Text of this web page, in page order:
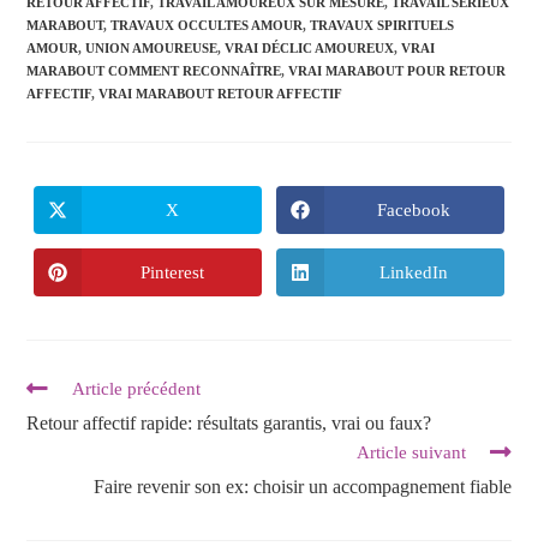
MARABOUT, TRAVAUX OCCULTES AMOUR, TRAVAUX SPIRITUELS
AMOUR, UNION AMOUREUSE, VRAI DÉCLIC AMOUREUX, VRAI
MARABOUT COMMENT RECONNAÎTRE, VRAI MARABOUT POUR RETOUR
AFFECTIF, VRAI MARABOUT RETOUR AFFECTIF
X Facebook
Pinterest LinkedIn
Article précédent
Retour affectif rapide: résultats garantis, vrai ou faux?
Article suivant
Faire revenir son ex: choisir un accompagnement fiable